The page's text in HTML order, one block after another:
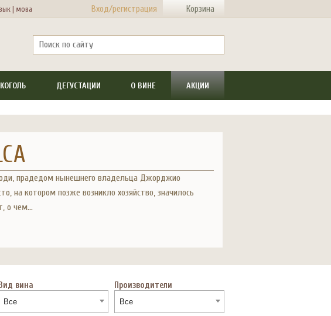
|мова Вход/регистрация Корзина
ДЕГУСТАЦИИ О ВИНЕ АКЦИИ
прадедом нынешнего владельца Джорджио
на котором позже возникло хозяйство, значилось
о чем...
вина
Все
Производители
Все